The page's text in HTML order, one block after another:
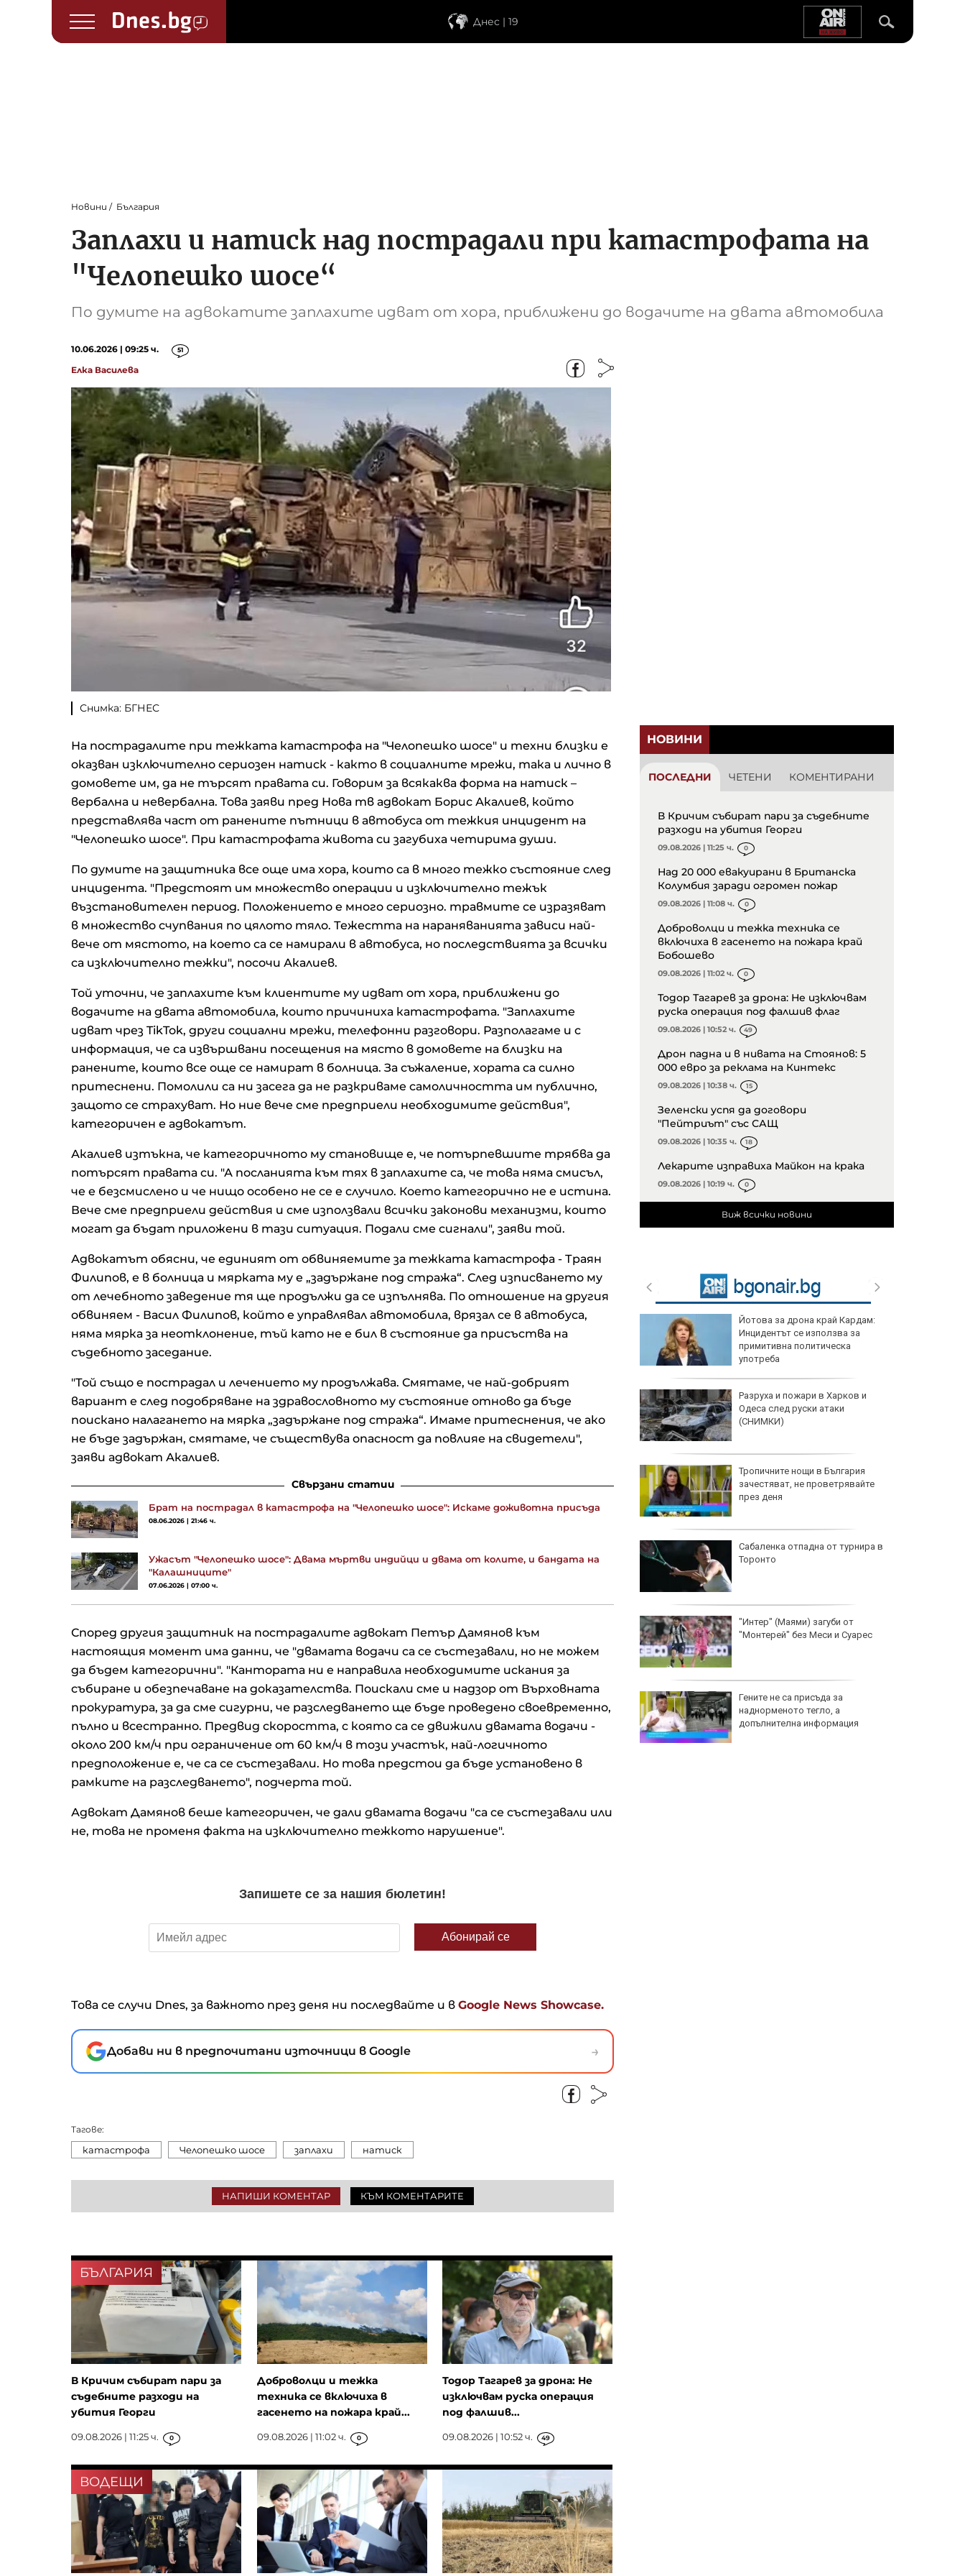
Днес | 19
Новини България
Заплахи и натиск над пострадали при катастрофата на
"Челопешко шосе“
По думите на адвокатите заплахите идват от хора, приближени до водачите на двата автомобила
10.06.2026 | 09:25 ч. 51
Елка Василева
Снимка: БГНЕС
На пострадалите при тежката катастрофа на "Челопешко шосе" и техни близки е
оказван изключително сериозен натиск - както в социалните мрежи, така и лично в
домовете им, да не търсят правата си. Говорим за всякаква форма на натиск –
вербална и невербална. Това заяви пред Нова тв адвокат Борис Акалиев, който
представлява част от ранените пътници в автобуса от тежкия инцидент на
"Челопешко шосе". При катастрофата живота си загубиха четирима души.
По думите на защитника все още има хора, които са в много тежко състояние след
инцидента. "Предстоят им множество операции и изключително тежък
възстановителен период. Положението е много сериозно. травмите се изразяват
в множество счупвания по цялото тяло. Тежестта на нараняванията зависи най-
вече от мястото, на което са се намирали в автобуса, но последствията за всички
са изключително тежки", посочи Акалиев.
Той уточни, че заплахите към клиентите му идват от хора, приближени до
водачите на двата автомобила, които причиниха катастрофата. "Заплахите
идват чрез TikTok, други социални мрежи, телефонни разговори. Разполагаме и с
информация, че са извършвани посещения на място в домовете на близки на
ранените, които все още се намират в болница. За съжаление, хората са силно
притеснени. Помолили са ни засега да не разкриваме самоличността им публично,
защото се страхуват. Но ние вече сме предприели необходимите действия",
категоричен е адвокатът.
Акалиев изтъкна, че категоричното му становище е, че потърпевшите трябва да
потърсят правата си. "А посланията към тях в заплахите са, че това няма смисъл,
че е безсмислено и че нищо особено не се е случило. Което категорично не е истина.
Вече сме предприели действия и сме използвали всички законови механизми, които
могат да бъдат приложени в тази ситуация. Подали сме сигнали", заяви той.
Адвокатът обясни, че единият от обвиняемите за тежката катастрофа - Траян
Филипов, е в болница и мярката му е „задържане под стража“. След изписването му
от лечебното заведение тя ще продължи да се изпълнява. По отношение на другия
обвиняем - Васил Филипов, който е управлявал автомобила, врязал се в автобуса,
няма мярка за неотклонение, тъй като не е бил в състояние да присъства на
съдебното заседание.
"Той също е пострадал и лечението му продължава. Смятаме, че най-добрият
вариант е след подобряване на здравословното му състояние отново да бъде
поискано налагането на мярка „задържане под стража“. Имаме притеснения, че ако
не бъде задържан, смятаме, че съществува опасност да повлияе на свидетели",
заяви адвокат Акалиев.
Свързани статии
Брат на пострадал в катастрофа на "Челопешко шосе": Искаме доживотна присъда
08.06.2026 | 21:46 ч.
Ужасът "Челопешко шосе": Двама мъртви индийци и двама от колите, и бандата на
"Калашниците"
07.06.2026 | 07:00 ч.
Според другия защитник на пострадалите адвокат Петър Дамянов към
настоящия момент има данни, че "двамата водачи са се състезавали, но не можем
да бъдем категорични". "Кантората ни е направила необходимите искания за
събиране и обезпечаване на доказателства. Поискали сме и надзор от Върховната
прокуратура, за да сме сигурни, че разследването ще бъде проведено своевременно,
пълно и всестранно. Предвид скоростта, с която са се движили двамата водачи -
около 200 км/ч при ограничение от 60 км/ч в този участък, най-логичното
предположение е, че са се състезавали. Но това предстои да бъде установено в
рамките на разследването", подчерта той.
Адвокат Дамянов беше категоричен, че дали двамата водачи "са се състезавали или
не, това не променя факта на изключително тежкото нарушение".
Това се случи Dnes, за важното през деня ни последвайте и в Google News Showcase.
Добави ни в предпочитани източници в Google →
Тагове:
катастрофа Челопешко шосе заплахи натиск
НАПИШИ КОМЕНТАР КЪМ КОМЕНТАРИТЕ
НОВИНИ
ПОСЛЕДНИ ЧЕТЕНИ КОМЕНТИРАНИ
В Кричим събират пари за съдебните
разходи на убития Георги
09.08.2026 | 11:25 ч. 0
Над 20 000 евакуирани в Британска
Колумбия заради огромен пожар
09.08.2026 | 11:08 ч. 0
Доброволци и тежка техника се
включиха в гасенето на пожара край
Бобошево
09.08.2026 | 11:02 ч. 0
Тодор Тагарев за дрона: Не изключвам
руска операция под фалшив флаг
09.08.2026 | 10:52 ч. 49
Дрон падна и в нивата на Стоянов: 5
000 евро за реклама на Кинтекс
09.08.2026 | 10:38 ч. 15
Зеленски успя да договори
"Пейтриът" със САЩ
09.08.2026 | 10:35 ч. 18
Лекарите изправиха Майкон на крака
09.08.2026 | 10:19 ч. 0
Виж всички новини
Ударът срещу Coinkite показа, че
защитата на биткойн се оказва
Германия губи основните си
пазари, но износът расте през
полугодието
почвата в източник на
фондова борса“ АД
световната икономика отвъд
ЕС?
Как ще изглежда енергетиката
след края на войната в Украйна?
Йотова за дрона край Кардам:
Инцидентът се използва за
примитивна политическа
употреба
Разруха и пожари в Харков и
Одеса след руски атаки
(СНИМКИ)
Тропичните нощи в България
зачестяват, не проветрявайте
през деня
Сабаленка отпадна от турнира в
Торонто
"Интер" (Маями) загуби от
"Монтерей" без Меси и Суарес
Гените не са присъда за
наднорменото тегло, а
допълнителна информация
БЪЛГАРИЯ
В Кричим събират пари за
съдебните разходи на
убития Георги
09.08.2026 | 11:25 ч. 0
Доброволци и тежка
техника се включиха в
гасенето на пожара край...
09.08.2026 | 11:02 ч. 0
Тодор Тагарев за дрона: Не
изключвам руска операция
под фалшив...
09.08.2026 | 10:52 ч. 49
ВОДЕЩИ